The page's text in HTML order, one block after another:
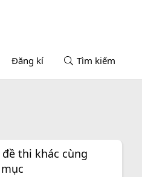
Đăng kí Tìm kiếm
đề thi khác cùng